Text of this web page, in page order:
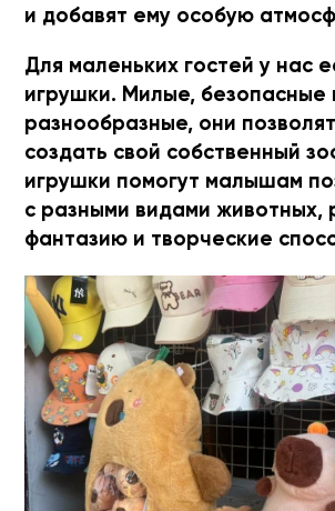
и добавят ему особую
Для маленьких гостей у нас
игрушки. Милые, безопасные
разнообразные, они
создать свой собственный
игрушки помогут малышам
с разными видами животных,
фантазию и творческие